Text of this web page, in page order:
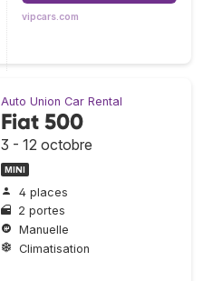
vipcars.com
Auto Union Car Rental
Fiat 500
3 - 12 octobre
MINI
4 places
2 portes
Manuelle
Climatisation